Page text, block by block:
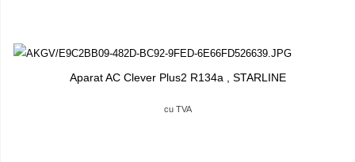
Aparat AC Clever Plus2 R134a , STARLINE
cu TVA